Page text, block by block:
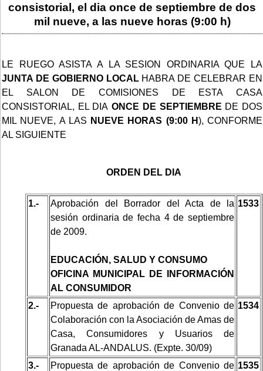
consistorial, el dia once de septiembre de dos
mil nueve, a las nueve horas (9:00 h)
LE RUEGO ASISTA A LA SESION ORDINARIA QUE LA
JUNTA DE GOBIERNO LOCAL HABRA DE CELEBRAR EN
EL SALON DE COMISIONES DE ESTA CASA
CONSISTORIAL, EL DIA ONCE DE SEPTIEMBRE DE DOS
MIL NUEVE, A LAS NUEVE HORAS (9:00 H), CONFORME
AL SIGUIENTE
ORDEN DEL DIA
1.-
Aprobación del Borrador del Acta de la
sesión ordinaria de fecha 4 de septiembre
de 2009.
EDUCACIÓN, SALUD Y CONSUMO
OFICINA MUNICIPAL DE INFORMACIÓN
AL CONSUMIDOR
1533
2.-
Propuesta de aprobación de Convenio de
Colaboración con la Asociación de Amas de
Casa, Consumidores y Usuarios de
Granada AL-ANDALUS. (Expte. 30/09)
1534
3.-
Propuesta de aprobación de Convenio de 1535